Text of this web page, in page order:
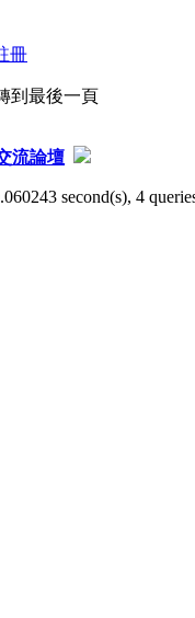
冊
到最後一頁
流論壇
second(s), 4